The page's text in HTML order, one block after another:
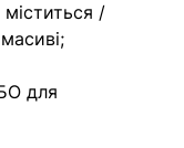
/
для